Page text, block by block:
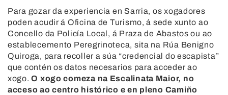
Para gozar da experiencia en Sarria, os xogadores
poden acudir á Oficina de Turismo, á sede xunto ao
Concello da Policía Local, á Praza de Abastos ou ao
establecemento Peregrinoteca, sita na Rúa Benigno
Quiroga, para recoller a súa “credencial do escapista”
que contén os datos necesarios para acceder ao
xogo.O xogo comeza na Escalinata Maior, no
acceso ao centro histórico e en pleno Camiño